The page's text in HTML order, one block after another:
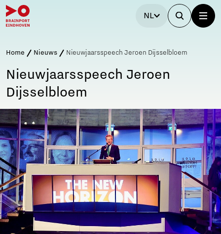
NL
Home Nieuws Nieuwjaarsspeech Jeroen Dijsselbloem
Nieuwjaarsspeech Jeroen
Dijsselbloem